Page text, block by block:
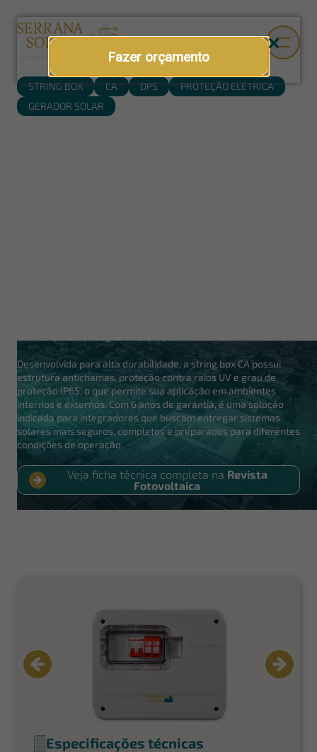
Fazer orçamento
STRING BOX CA DPS
PROTEÇÃO ELÉTRICA
GERADOR SOLAR
Desenvolvida para alta durabilidade, a string box CA possui
estrutura antichamas, proteção contra raios UV e grau de
proteção IP65, o que permite sua aplicação em ambientes
internos e externos. Com 6 anos de garantia, é uma solução
indicada para integradores que buscam entregar sistemas
solares mais seguros, completos e preparados para diferentes
condições de operação.
Veja ficha técnica completa na Revista
Fotovoltaica
Especificações técnicas